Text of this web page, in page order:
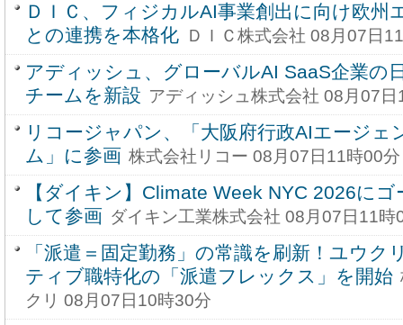
ＤＩＣ、フィジカルAI事業創出に向け欧州
との連携を本格化 ＤＩＣ株式会社 08月07日
アディッシュ、グローバルAI SaaS企業の
チームを新設 アディッシュ株式会社 08月07
リコージャパン、「大阪府行政AIエージェ
ム」に参画 株式会社リコー 08月07日11時00分
【ダイキン】Climate Week NYC 2026に
して参画 ダイキン工業株式会社 08月07日11時
「派遣＝固定勤務」の常識を刷新！ユウク
ティブ職特化の「派遣フレックス」を開始
クリ 08月07日10時30分